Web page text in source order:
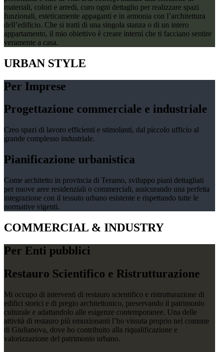
materiali, colori e arredi, curo ogni dettaglio per realizzare spazi
funzionali, esteticamente appaganti e in armonia con l’architettura
dell’edificio. Che si tratti di una singola stanza o di un intero
appartamento, il mio obiettivo è creare interni che ti facciano sentire
veramente a casa.
URBAN STYLE
Per Imprese
Progettazione commerciale e industriale
Creo spazi di lavoro efficienti e stimolanti, dal piccolo ufficio al
grande complesso industriale.
Pianificazione urbanistica
Come architetto in provincia di Teramo, sviluppo piani dettagliati
per nuove aree residenziali o commerciali, assicurando una perfetta
integrazione con il tessuto urbano esistente e rispettando tutte le
normative vigenti.
COMMERCIAL & INDUSTRY
Per Enti pubblici
Restauro Scientifico e Ristrutturazione
Mi occupo di interventi di restauro scientifico e ristrutturazione di
edifici storici e di pregio architettonico, preservando il patrimonio
culturale e adattandolo alle esigenze contemporanee. Una delle
attività di restauro più emozionanti l’ho vissuta proprio nel comune
di Giulianova, dove ho contribuito alla riqualificazione e
valorizzazione del patrimonio urbano.